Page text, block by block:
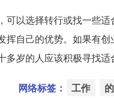
以选择转行或找一些
自己的优势。如果有
岁的人应该积极寻找适
网络标签： 工作